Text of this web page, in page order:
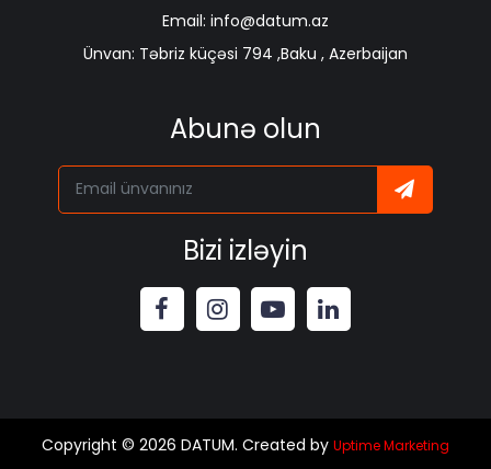
Email: info@datum.az
Ünvan: Təbriz küçəsi 794 ,Baku , Azerbaijan
Abunə olun
Bizi izləyin
Copyright © 2026 DATUM. Created by Uptime Marketing